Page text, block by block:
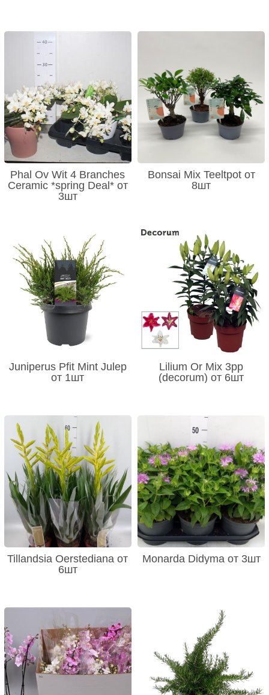
Phal Ov Wit 4 Branches
Ceramic *spring Deal* от
3шт
Bonsai Mix Teeltpot от
8шт
Juniperus Pfit Mint Julep
от 1шт
Lilium Or Mix 3pp
(decorum) от 6шт
Tillandsia Oerstediana от
6шт
Monarda Didyma от 3шт